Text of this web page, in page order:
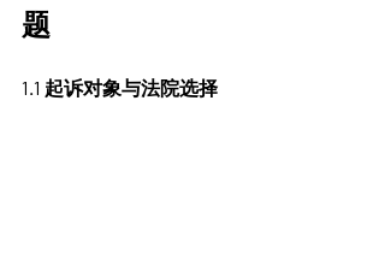
题
1.1 起诉对象与法院选择